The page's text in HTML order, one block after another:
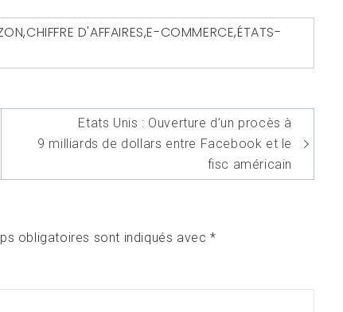
,CHIFFRE D'AFFAIRES,E-COMMERCE,ÉTATS-
Etats Unis : Ouverture d’un procès à
9 milliards de dollars entre Facebook et le
fisc américain
obligatoires sont indiqués avec*